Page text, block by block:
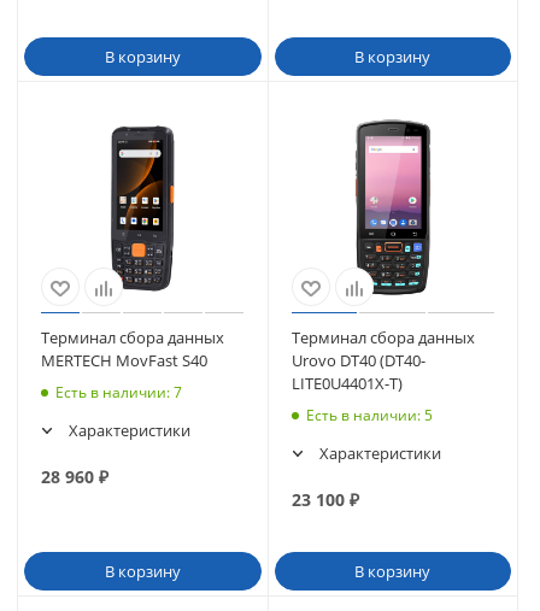
В корзину В корзину
Терминал сбора данных
MERTECH MovFast S40
Есть в наличии: 7
Характеристики
28 960 ₽
В корзину
Терминал сбора данных
Urovo DT40 (DT40-
LITE0U4401X-T)
Есть в наличии: 5
Характеристики
23 100₽
В корзину